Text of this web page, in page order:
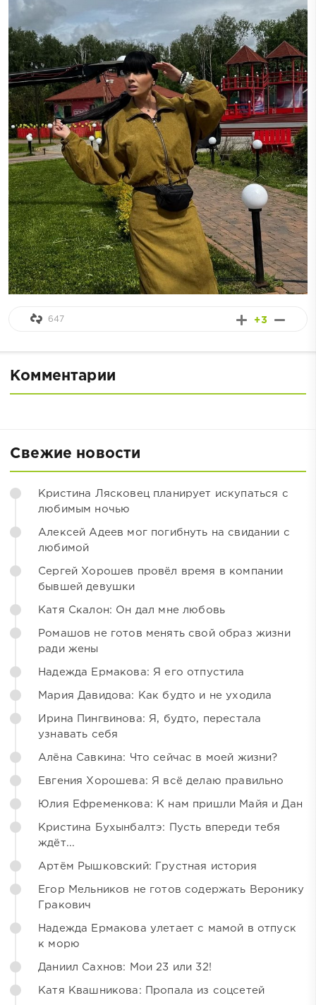
+3
647
Комментарии
Свежие новости
Кристина Лясковец планирует искупаться с
любимым ночью
Алексей Адеев мог погибнуть на свидании с
любимой
Сергей Хорошев провёл время в компании
бывшей девушки
Катя Скалон: Он дал мне любовь
Ромашов не готов менять свой образ жизни
ради жены
Надежда Ермакова: Я его отпустила
Мария Давидова: Как будто и не уходила
Ирина Пингвинова: Я, будто, перестала
узнавать себя
Алёна Савкина: Что сейчас в моей жизни?
Евгения Хорошева: Я всё делаю правильно
Юлия Ефременкова: К нам пришли Майя и Дан
Кристина Бухынбалтэ: Пусть впереди тебя
ждёт...
Артём Рышковский: Грустная история
Егор Мельников не готов содержать Веронику
Гракович
Надежда Ермакова улетает с мамой в отпуск
к морю
Даниил Сахнов: Мои 23 или 32!
Катя Квашникова: Пропала из соцсетей